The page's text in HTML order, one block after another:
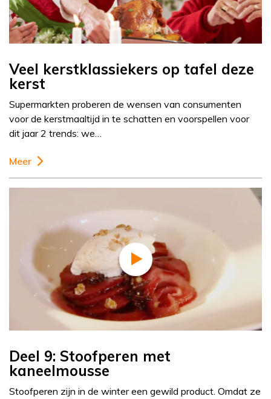
Veel kerstklassiekers op tafel deze
kerst
Supermarkten proberen de wensen van consumenten
voor de kerstmaaltijd in te schatten en voorspellen voor
dit jaar 2 trends: we…
Meer
Deel 9: Stoofperen met
kaneelmousse
Stoofperen zijn in de winter een gewild product. Omdat ze